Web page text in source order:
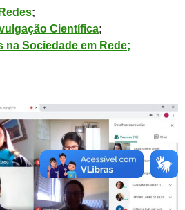
;
Científica;
Sociedade em Rede;